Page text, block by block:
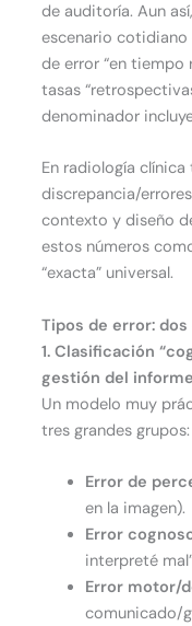
de auditoría. Aun
escenario cotidiano
de error “en tiempo
tasas
denominador
En radiología
discrepancia/
contexto y diseño
estos números
“exacta” universal.
Tipos de error:
1. Clasificación
gestión del
Un modelo muy
tres grandes grupos:
Error de
en la imagen).
Error
interpreté
Error motor/
comunicado/